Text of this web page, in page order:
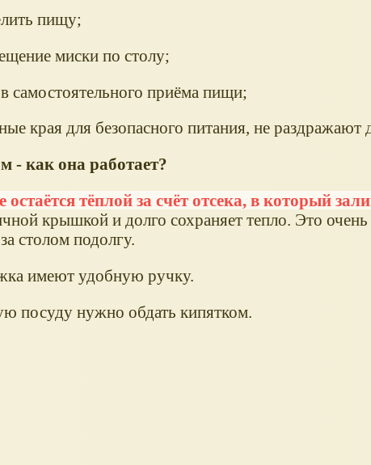
пищу;
миски по столу;
самостоятельного приёма пищи;
края для безопасного питания, не раздражают
- как она работает?
остаётся тёплой за счёт отсека, в который
крышкой и долго сохраняет тепло. Это
столом подолгу.
имеют удобную ручку.
посуду нужно обдать кипятком.